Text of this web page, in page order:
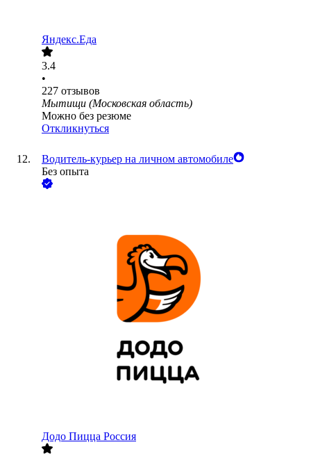
Яндекс.Еда
3.4
•
227 отзывов
Мытищи (Московская область)
Можно без резюме
Откликнуться
Водитель-курьер на личном автомобиле
Без опыта
Додо Пицца Россия